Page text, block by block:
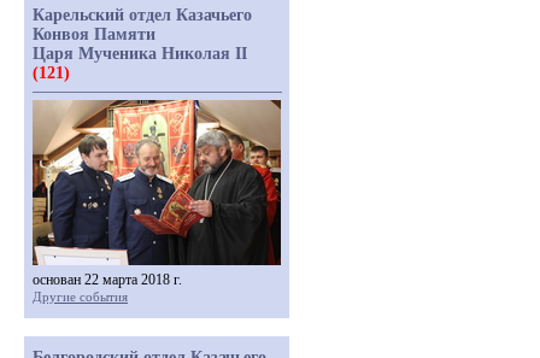
Карельский отдел Казачьего
Конвоя Памяти
Царя Мученика Николая II
(121)
основан 22 марта 2018 г.
Другие события